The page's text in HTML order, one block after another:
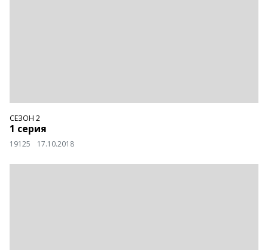
СЕЗОН 2
1 серия
19125 17.10.2018